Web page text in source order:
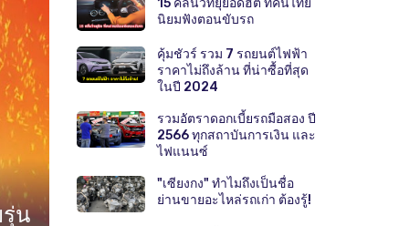
น
15 คลื่นวิทยุยอดฮิต ที่คนไทย
นิยมฟังตอนขับรถ
คุ้มชัวร์ รวม 7 รถยนต์ไฟฟ้า
ราคาไม่ถึงล้าน ที่น่าซื้อที่สุด
ในปี 2024
รวมอัตราดอกเบี้ยรถมือสอง ปี
2566 ทุกสถาบันการเงิน และ
ไฟแนนซ์
"เซียงกง" ทำไมถึงเป็นชื่อ
ย่านขายอะไหล่รถเก่า ต้องรู้!